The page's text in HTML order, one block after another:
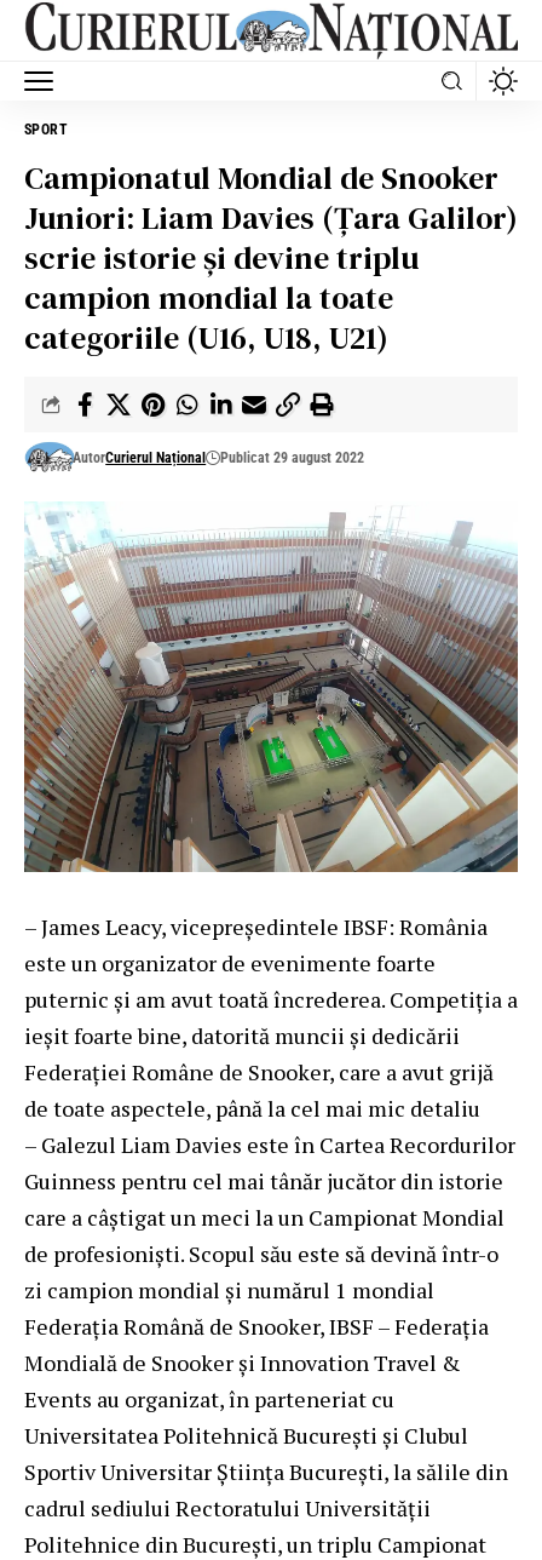
SPORT
Campionatul Mondial de Snooker
Juniori: Liam Davies (Țara Galilor)
scrie istorie și devine triplu
campion mondial la toate
categoriile (U16, U18, U21)
AutorCurierul Național Publicat 29 august 2022
– James Leacy, vicepreședintele IBSF: România
este un organizator de evenimente foarte
puternic și am avut toată încrederea. Competiția a
ieșit foarte bine, datorită muncii și dedicării
Federației Române de Snooker, care a avut grijă
de toate aspectele, până la cel mai mic detaliu
– Galezul Liam Davies este în Cartea Recordurilor
Guinness pentru cel mai tânăr jucător din istorie
care a câștigat un meci la un Campionat Mondial
de profesioniști. Scopul său este să devină într-o
zi campion mondial și numărul 1 mondial
Federaţia Română de Snooker, IBSF – Federația
Mondială de Snooker și Innovation Travel &
Events au organizat, în parteneriat cu
Universitatea Politehnică București și Clubul
Sportiv Universitar Știința București, la sălile din
cadrul sediului Rectoratului Universității
Politehnice din București, un triplu Campionat